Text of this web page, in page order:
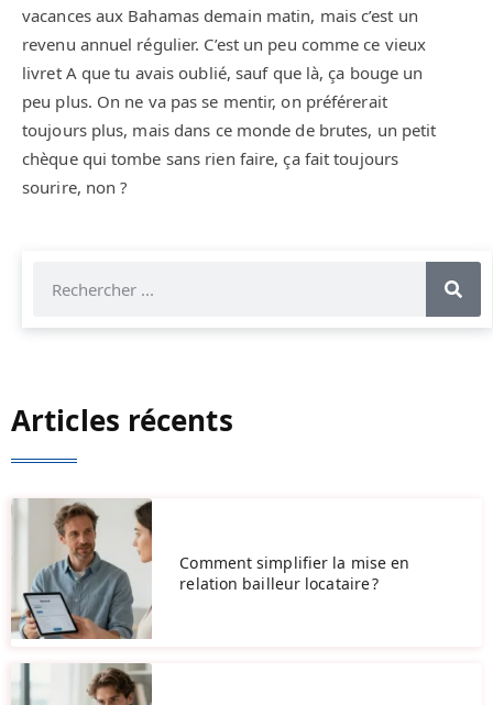
vacances aux Bahamas demain matin, mais c’est un
revenu annuel régulier. C’est un peu comme ce vieux
livret A que tu avais oublié, sauf que là, ça bouge un
peu plus. On ne va pas se mentir, on préférerait
toujours plus, mais dans ce monde de brutes, un petit
chèque qui tombe sans rien faire, ça fait toujours
sourire, non ?
Articles récents
Comment simplifier la mise en
relation bailleur locataire ?